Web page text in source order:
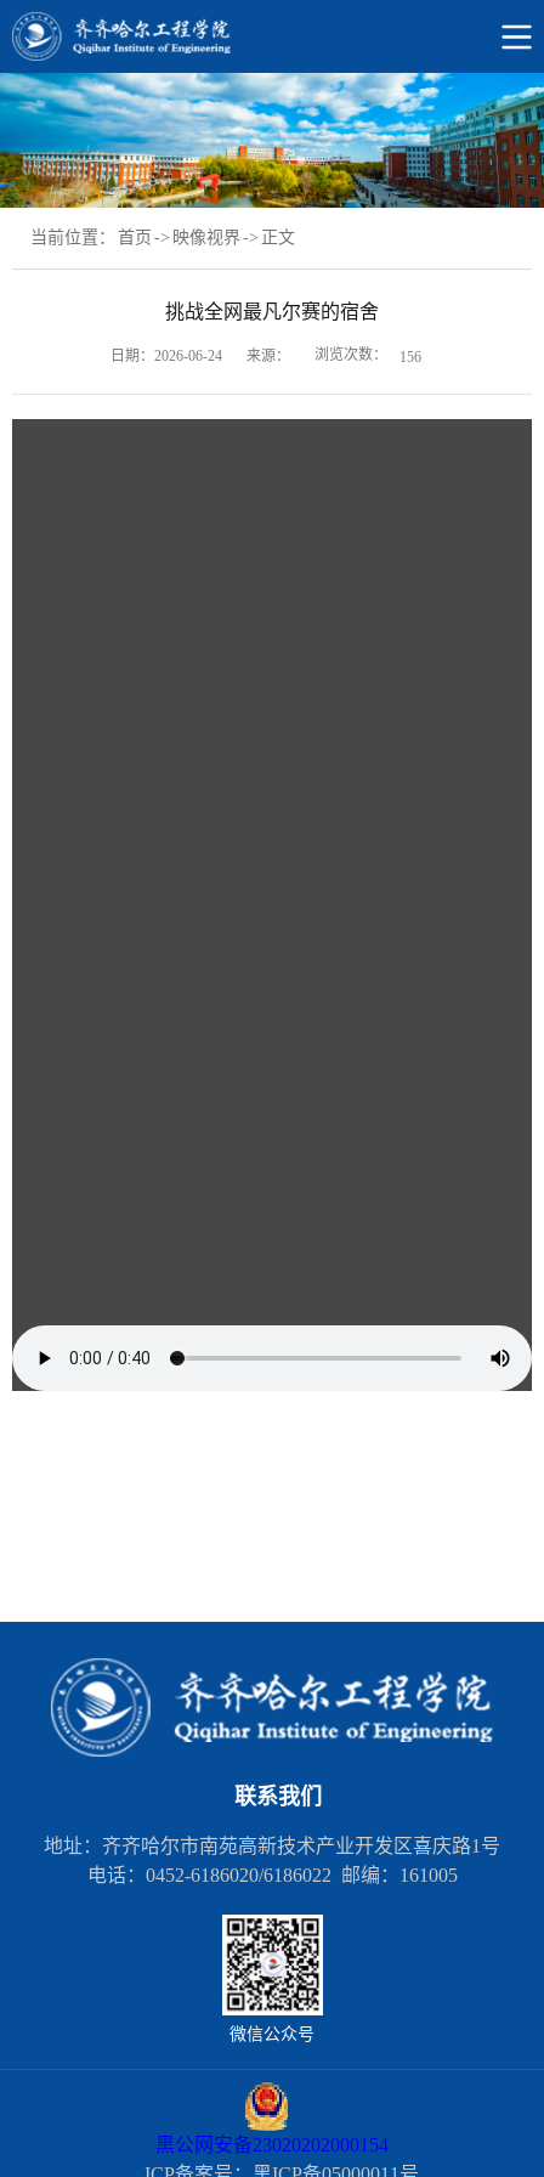
当前位置： 首页 -> 映像视界-> 正文
挑战全网最凡尔赛的宿舍
日期：2026-06-24 来源： 浏览次数： 156
联系我们
地址：齐齐哈尔市南苑高新技术产业开发区喜庆路1号
电话：0452-6186020/6186022 邮编：161005
微信公众号
黑公网安备23020202000154